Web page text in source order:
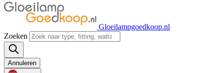
Gloeilampgoedkoop.nl
Zoeken
Annuleren